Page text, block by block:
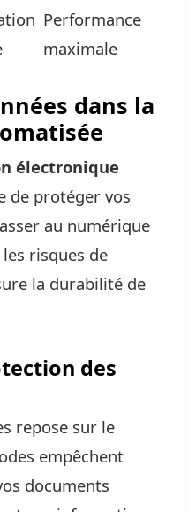
Performance
maximale
dans la
électronique
de protéger vos
au numérique
risques de
la durabilité de
des
repose sur le
empêchent
documents